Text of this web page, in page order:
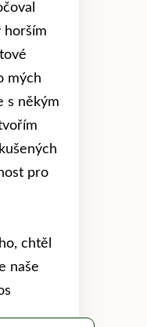
horším
mých
s někým
pro
chtěl
naše